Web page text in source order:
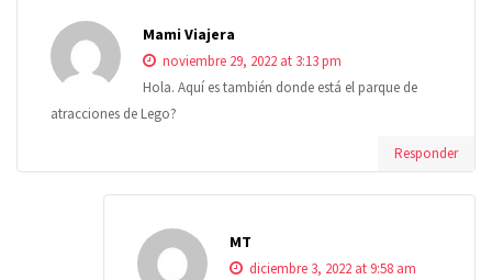
Mami Viajera
noviembre 29, 2022 at 3:13 pm
Hola. Aquí es también donde está el parque de
atracciones de Lego?
Responder
MT
diciembre 3, 2022 at 9:58 am